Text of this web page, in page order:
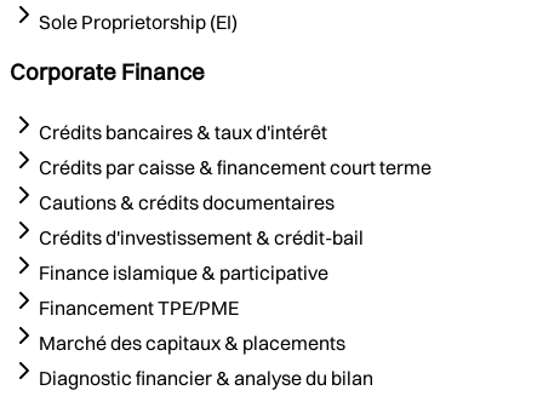
Sole Proprietorship (EI)
Corporate Finance
Crédits bancaires & taux d'intérêt
Crédits par caisse & financement court terme
Cautions & crédits documentaires
Crédits d'investissement & crédit-bail
Finance islamique & participative
Financement TPE/PME
Marché des capitaux & placements
Diagnostic financier & analyse du bilan